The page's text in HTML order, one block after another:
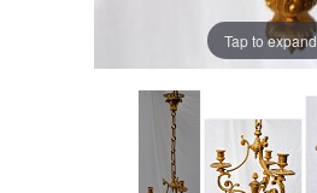
Tap to expand